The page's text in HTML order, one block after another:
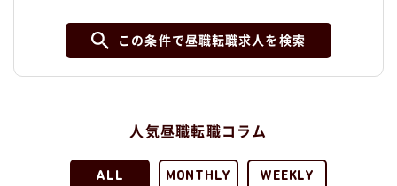
この条件で昼職転職求人を検索
人気昼職転職コラム
ALL MONTHLY WEEKLY